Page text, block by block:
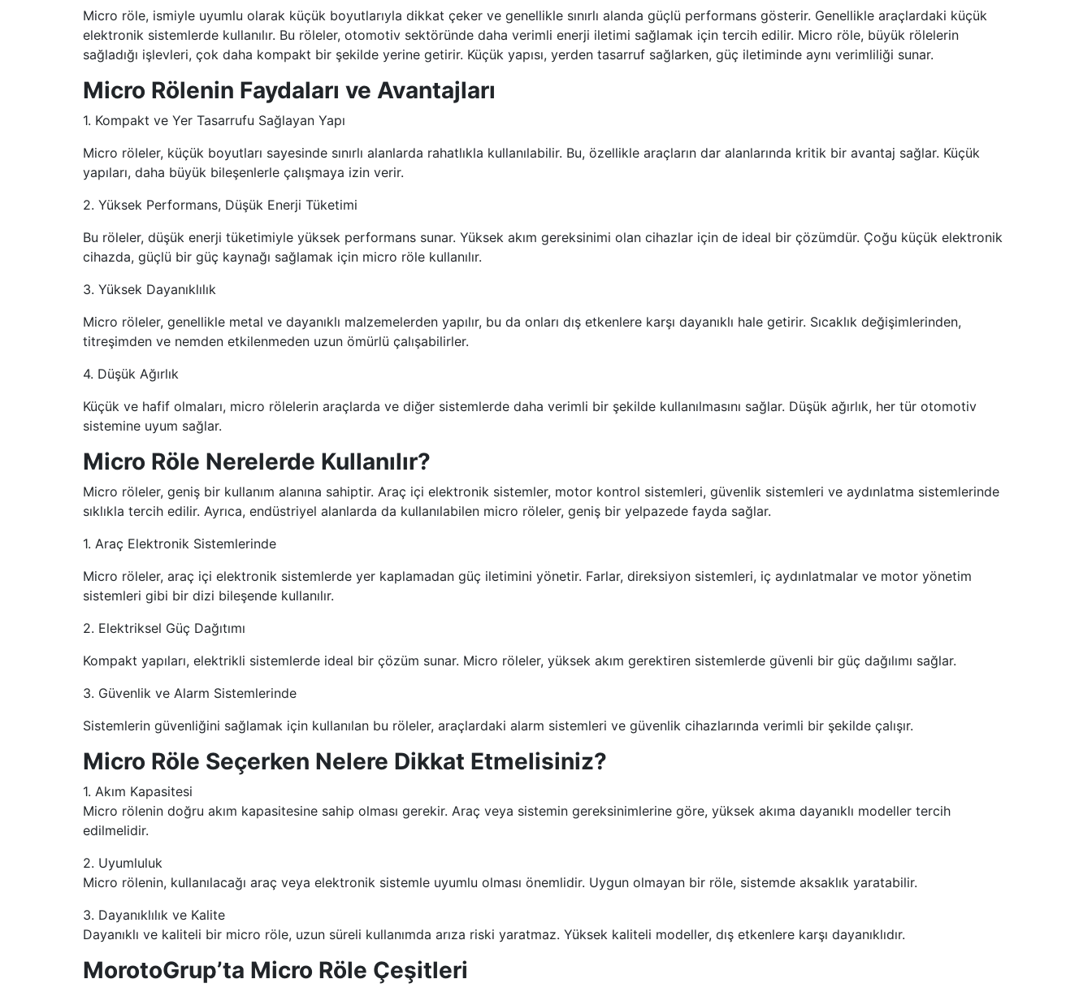
Micro röle, ismiyle uyumlu olarak küçük boyutlarıyla dikkat çeker ve genellikle sınırlı alanda güçlü performans gösterir. Genellikle araçlardaki küçük
elektronik sistemlerde kullanılır. Bu röleler, otomotiv sektöründe daha verimli enerji iletimi sağlamak için tercih edilir. Micro röle, büyük rölelerin
sağladığı işlevleri, çok daha kompakt bir şekilde yerine getirir. Küçük yapısı, yerden tasarruf sağlarken, güç iletiminde aynı verimliliği sunar.
Micro Rölenin Faydaları ve Avantajları
1. Kompakt ve Yer Tasarrufu Sağlayan Yapı
Micro röleler, küçük boyutları sayesinde sınırlı alanlarda rahatlıkla kullanılabilir. Bu, özellikle araçların dar alanlarında kritik bir avantaj sağlar. Küçük
yapıları, daha büyük bileşenlerle çalışmaya izin verir.
2. Yüksek Performans, Düşük Enerji Tüketimi
Bu röleler, düşük enerji tüketimiyle yüksek performans sunar. Yüksek akım gereksinimi olan cihazlar için de ideal bir çözümdür. Çoğu küçük elektronik
cihazda, güçlü bir güç kaynağı sağlamak için micro röle kullanılır.
3. Yüksek Dayanıklılık
Micro röleler, genellikle metal ve dayanıklı malzemelerden yapılır, bu da onları dış etkenlere karşı dayanıklı hale getirir. Sıcaklık değişimlerinden,
titreşimden ve nemden etkilenmeden uzun ömürlü çalışabilirler.
4. Düşük Ağırlık
Küçük ve hafif olmaları, micro rölelerin araçlarda ve diğer sistemlerde daha verimli bir şekilde kullanılmasını sağlar. Düşük ağırlık, her tür otomotiv
sistemine uyum sağlar.
Micro Röle Nerelerde Kullanılır?
Micro röleler, geniş bir kullanım alanına sahiptir. Araç içi elektronik sistemler, motor kontrol sistemleri, güvenlik sistemleri ve aydınlatma sistemlerinde
sıklıkla tercih edilir. Ayrıca, endüstriyel alanlarda da kullanılabilen micro röleler, geniş bir yelpazede fayda sağlar.
1. Araç Elektronik Sistemlerinde
Micro röleler, araç içi elektronik sistemlerde yer kaplamadan güç iletimini yönetir. Farlar, direksiyon sistemleri, iç aydınlatmalar ve motor yönetim
sistemleri gibi bir dizi bileşende kullanılır.
2. Elektriksel Güç Dağıtımı
Kompakt yapıları, elektrikli sistemlerde ideal bir çözüm sunar. Micro röleler, yüksek akım gerektiren sistemlerde güvenli bir güç dağılımı sağlar.
3. Güvenlik ve Alarm Sistemlerinde
Sistemlerin güvenliğini sağlamak için kullanılan bu röleler, araçlardaki alarm sistemleri ve güvenlik cihazlarında verimli bir şekilde çalışır.
Micro Röle Seçerken Nelere Dikkat Etmelisiniz?
1. Akım Kapasitesi
Micro rölenin doğru akım kapasitesine sahip olması gerekir. Araç veya sistemin gereksinimlerine göre, yüksek akıma dayanıklı modeller tercih
edilmelidir.
2. Uyumluluk
Micro rölenin, kullanılacağı araç veya elektronik sistemle uyumlu olması önemlidir. Uygun olmayan bir röle, sistemde aksaklık yaratabilir.
3. Dayanıklılık ve Kalite
Dayanıklı ve kaliteli bir micro röle, uzun süreli kullanımda arıza riski yaratmaz. Yüksek kaliteli modeller, dış etkenlere karşı dayanıklıdır.
MorotoGrup’ta Micro Röle Çeşitleri